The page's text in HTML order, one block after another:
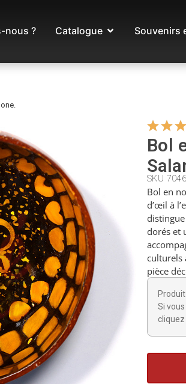
nous ? Catalogue Souvenirs
Bol
SKU
Bol en
d’œil à
dorés et
culturels
pièce
Si
cliquez